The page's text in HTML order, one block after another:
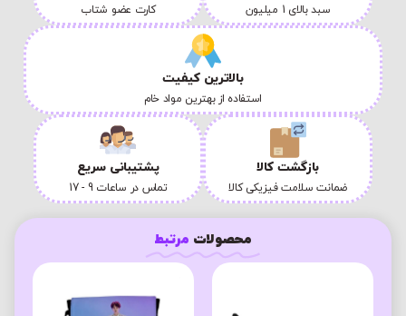
سبد بالای 1 میلیون کارت عضو شتاب
بالاترین کیفیت
استفاده از بهترین مواد خام
بازگشت کالا
ضمانت سلامت فیزیکی کالا
پشتیبانی سریع
تماس در ساعات 9 - 17
محصولات مرتبط